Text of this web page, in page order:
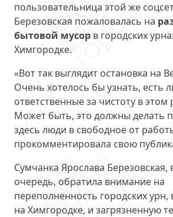
пользовательница этой же
Березовская пожаловалась на
бытовой мусор в городских
Химгородке.
«Вот так выглядит остановка на
Очень хотелось бы узнать, есть
ответственные за чистоту в этом
Может быть, это должны делать
здесь люди в свободное от
прокомментировала свою
Сумчанка Ярослава Березовская,
очередь, обратила внимание на
переполненность городских урн,
на Химгородке, и загрязненную